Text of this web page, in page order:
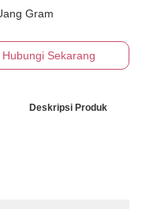
Gram
Hubungi Sekarang
Deskripsi Produk